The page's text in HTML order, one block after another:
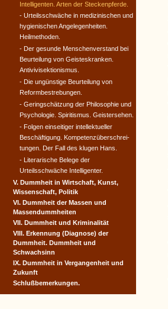
Intelligenten. Arten der Steckenpferde.
- Urteilsschwäche in medizini­schen und
hygienischen Ange­legenheiten.
Heilmethoden.
- Der gesunde Menschenverstand bei
Beurteilung von Geistes­kranken.
Antivivisektionismus.
- Die ungünstige Beurteilung von
Reformbestrebungen.
- Geringschätzung der Philosophie und
Psychologie. Spiritismus. Geistersehen.
- Folgen einseitiger intellektueller
Beschäftigung. Kompetenzüber­schrei­
tungen. Der Fall des klugen Hans.
- Literarische Belege der
Urteilsschwäche Intelligenter.
V. Dummheit in Wirtschaft, Kunst,
Wissenschaft, Politik
VI. Dummheit der Massen und
Massendummheiten
VII. Dummheit und Kriminalität
VIII. Erkennung (Diagnose) der
Dummheit. Dummheit und
Schwachsinn
IX. Dummheit in Vergangenheit und
Zukunft
Schlußbemerkungen.